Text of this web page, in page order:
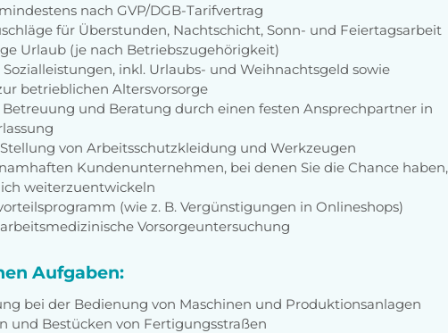
nach GVP/DGB-Tarifvertrag
für Überstunden, Nachtschicht, Sonn- und Feiertagsarbeit
Urlaub (je nach Betriebszugehörigkeit)
inkl. Urlaubs- und Weihnachtsgeld sowie
betrieblichen Altersvorsorge
Betreuung und Beratung durch einen festen Ansprechpartner in
von Arbeitsschutzkleidung und Werkzeugen
Kundenunternehmen, bei denen Sie die Chance haben,
weiterzuentwickeln
(wie z. B. Vergünstigungen in Onlineshops)
Vorsorgeuntersuchung
Aufgaben:
bei der Bedienung von Maschinen und Produktionsanlagen
und Bestücken von Fertigungsstraßen